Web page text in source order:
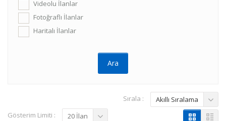
Videolu İlanlar
Fotoğraflı İlanlar
Haritalı İlanlar
Sırala :
Akıllı Sıralama
Gösterim Limiti :
20 İlan